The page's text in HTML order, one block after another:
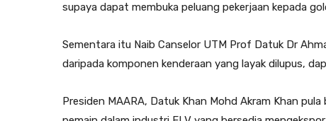
supaya dapat membuka peluang pekerjaan kepada
Sementara itu Naib Canselor UTM Prof Datuk Dr
daripada komponen kenderaan yang layak dilupus,
Presiden MAARA, Datuk Khan Mohd Akram Khan